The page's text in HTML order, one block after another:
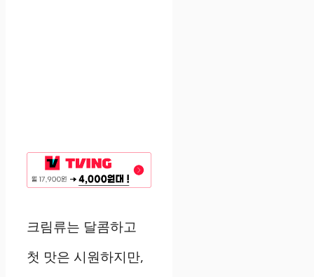
크림류는 달콤하고
첫 맛은 시원하지만,